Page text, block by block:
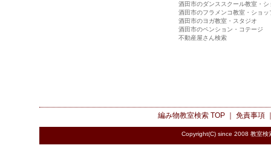
酒田市のダンススクール教室・シ
酒田市のフラメンコ教室・ショッ
酒田市のヨガ教室・スタジオ
酒田市のペンション・コテージ
不動産屋さん検索
編み物教室検索TOP ｜ 免責事項
Copyright(C) since 2008 教室検